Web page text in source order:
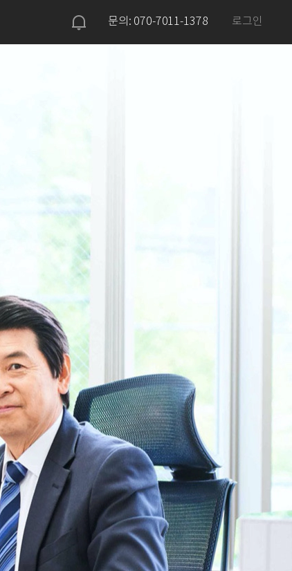
문의: 070-7011-1378 로그인